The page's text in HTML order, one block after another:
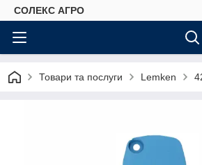
СОЛЕКС АГРО
Товари та послуги Lemken